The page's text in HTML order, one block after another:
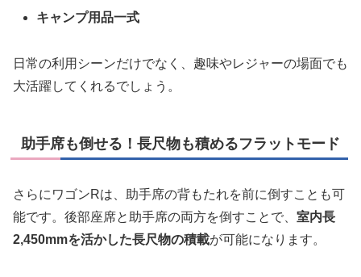
キャンプ用品一式
日常の利用シーンだけでなく、趣味やレジャーの場面でも
大活躍してくれるでしょう。
助手席も倒せる！長尺物も積めるフラットモード
さらにワゴンRは、助手席の背もたれを前に倒すことも可
能です。後部座席と助手席の両方を倒すことで、 室内長
2,450mmを活かした長尺物の積載が可能になります。